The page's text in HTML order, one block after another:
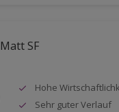
SF
Hohe
Sehr guter Verlauf